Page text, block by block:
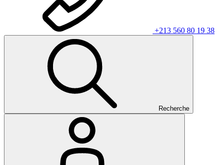
+213 560 80 19 38
Recherche